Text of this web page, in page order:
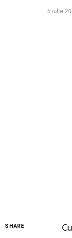
5 iulie
SHARE